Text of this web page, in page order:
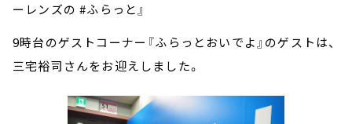
ーレンズの #ふらっと』
9時台のゲストコーナー『ふらっとおいでよ』のゲストは、
三宅裕司さんをお迎えしました。